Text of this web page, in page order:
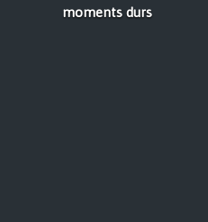
moments durs